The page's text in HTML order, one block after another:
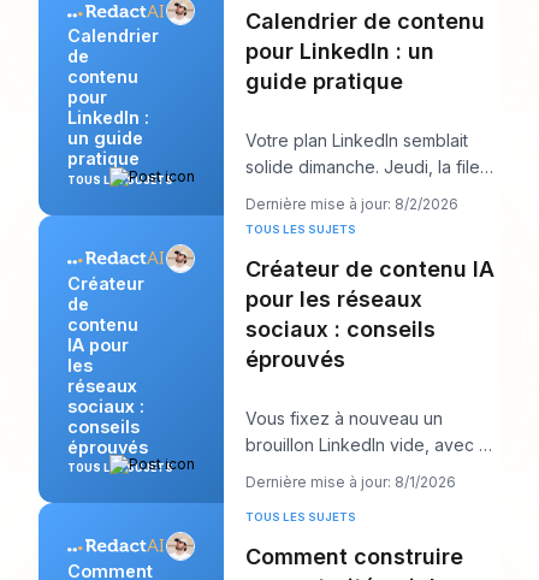
Calendrier
de
contenu
pour
LinkedIn :
un guide
pratique
TOUS LES SUJETS
Calendrier de contenu
pour LinkedIn : un
guide pratique
Votre plan LinkedIn semblait
solide dimanche. Jeudi, la file
d’attente est vide, l’accroche
Dernière mise à jour: 8/2/2026
Créateur
de
contenu
IA pour
les
réseaux
sociaux :
conseils
éprouvés
TOUS LES SUJETS
TOUS LES SUJETS
Créateur de contenu IA
pour les réseaux
sociaux : conseils
éprouvés
Vous fixez à nouveau un
brouillon LinkedIn vide, avec un
appel client dans dix minutes et
Dernière mise à jour: 8/1/2026
Comment
TOUS LES SUJETS
Comment construire